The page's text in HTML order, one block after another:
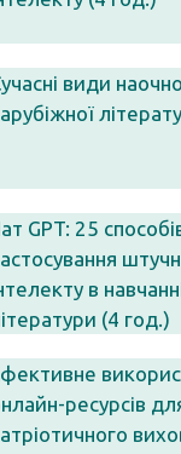
види
GPT: 25
в
(4 год.)
ресурсів